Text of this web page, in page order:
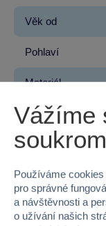
Věk od
Pohlaví
Materiál
Šířka
Výška
Hloubka
Hmotnost v
Vážíme
Používáme
pro správné
a návštěvnosti a
o užívání našich